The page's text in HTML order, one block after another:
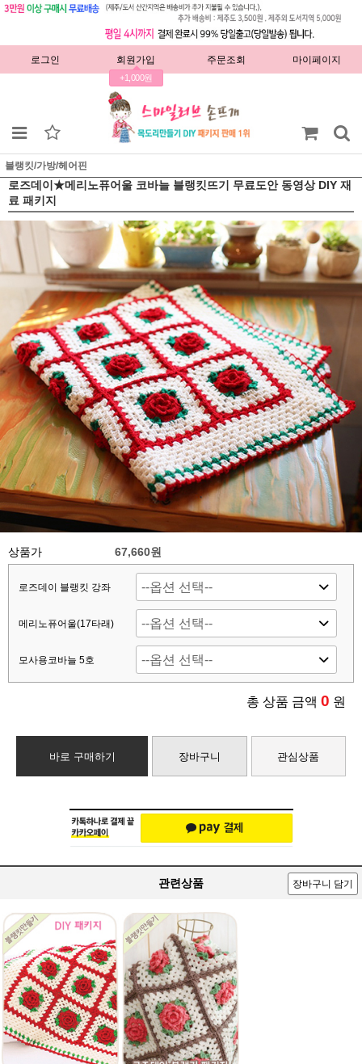
로그인 회원가입
+1,000원
주문조회 마이페이지
블랭킷/가방/헤어핀
로즈데이★메리노퓨어울 코바늘 블랭킷뜨기 무료도안 동영상 DIY 재
료 패키지
상품가 67,660원
로즈데이 블랭킷 강좌
메리노퓨어울(17타래)
모사용코바늘 5호
총 상품 금액 0 원
바로 구매하기 장바구니 관심상품
관련상품 장바구니 담기